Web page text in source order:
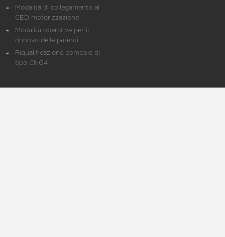
Modalità di collegamento al
CED motorizzazione
Modalità operative per il
rinnovo delle patenti
Riqualificazione bombole di
tipo CNG4